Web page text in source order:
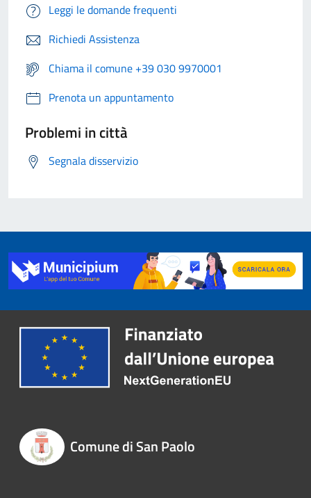
Leggi le domande frequenti
Richiedi Assistenza
Chiama il comune +39 030 9970001
Prenota un appuntamento
Problemi in città
Segnala disservizio
Comune di San Paolo